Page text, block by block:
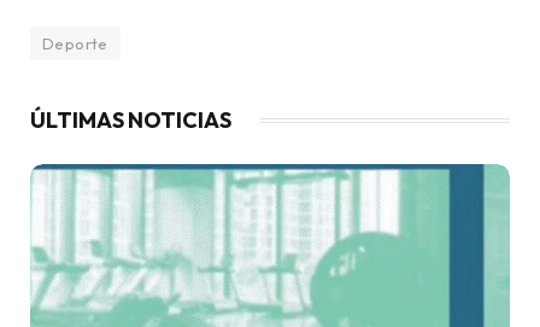
Deporte
ÚLTIMAS NOTICIAS